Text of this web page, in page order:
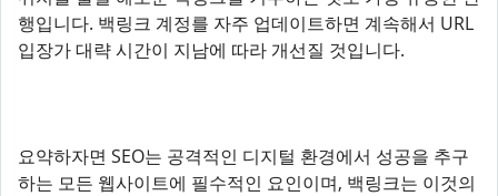
행입니다. 백링크 계정를 자주 업데이트하면 계속해서 URL
입장가 대략 시간이 지남에 따라 개선질 것입니다.
요약하자면 SEO는 공격적인 디지털 환경에서 성공을 추구
하는 모든 웹사이트에 필수적인 요인이며, 백링크는 이것의